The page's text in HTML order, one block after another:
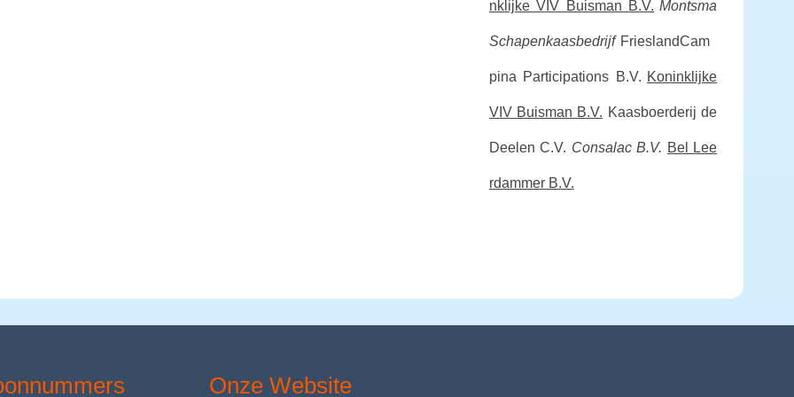
nklijke VIV Buisman B.V. Montsma
Schapenkaasbedrijf FrieslandCam
pina Participations B.V. Koninklijke
VIV Buisman B.V. Kaasboerderij de
Deelen C.V. Consalac B.V. Bel Lee
rdammer B.V.
Onze Website